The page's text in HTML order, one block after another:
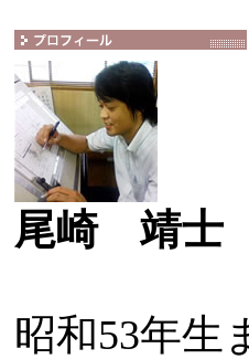
尾崎 靖士
昭和53年生